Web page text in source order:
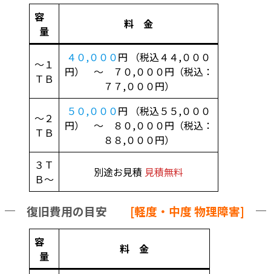
容
量
料 金
～１
ＴＢ
４０,０００円 （税込４４,０００
円） ～ ７０,０００円（税込：
７７,０００円）
～２
ＴＢ
５０,０００円 （税込５５,０００
円） ～ ８０,０００円（税込：
８８,０００円）
３Ｔ
Ｂ～
別途お見積 見積無料
復旧費用の目安 [軽度・中度 物理障害]
容
量
料 金